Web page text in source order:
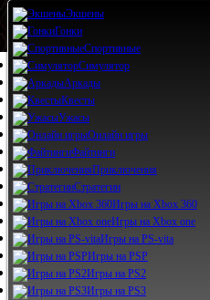
Экшены
Гонки
Спортивные
Симулятор
Аркады
Квесты
Ужасы
Онлайн игры
Файтинги
Приключения
Стратегии
Игры на Xbox 360
Игры на Xbox one
Игры на PS-vita
Игры на PSP
Игры на PS2
Игры на PS3